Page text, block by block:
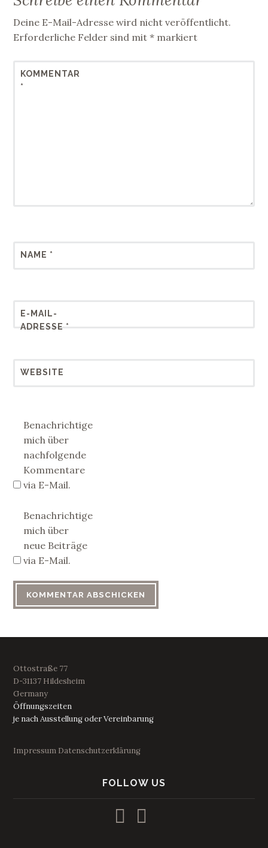
Deine E-Mail-Adresse wird nicht veröffentlicht.
Erforderliche Felder sind mit* markiert
KOMMENTAR
*
NAME *
E-MAIL-
ADRESSE *
WEBSITE
Benachrichtige
mich über
nachfolgende
Kommentare
via E-Mail.
Benachrichtige
mich über
neue Beiträge
via E-Mail.
Ottostraße 77
D-31137 Hildesheim
Germany
Öffnungszeiten
je nach Ausstellung oder Vereinbarung
Impressum Datenschutzerklärung
FOLLOW US
Profil
von